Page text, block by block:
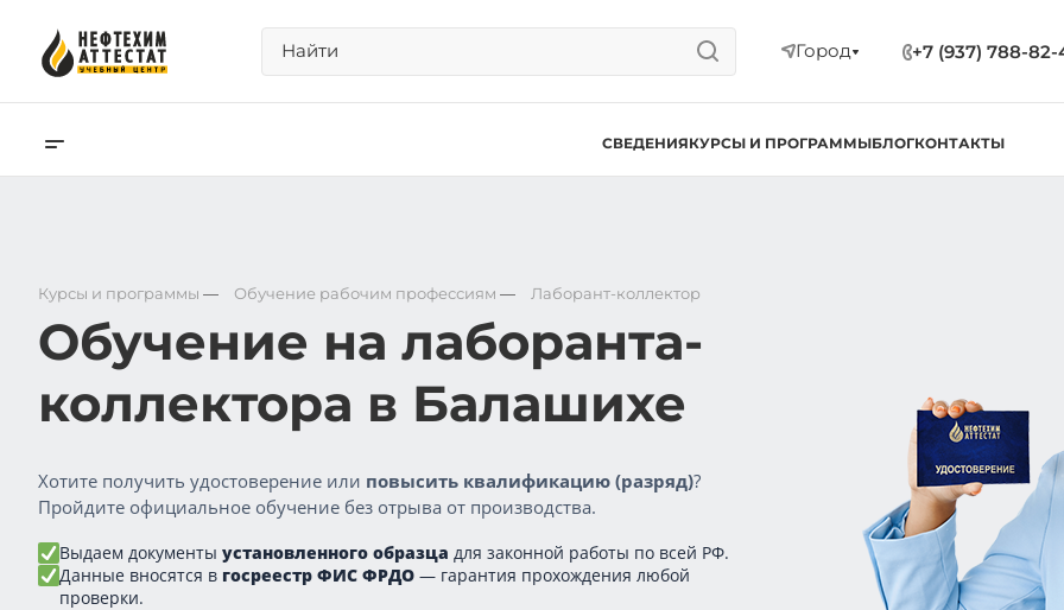
Город +7 (937) 788-82-
СВЕДЕНИЯКУРСЫ И ПРОГРАММЫБЛОГКОНТАКТЫ
Курсы и программы — Обучение рабочим профессиям — Лаборант-коллектор
Обучение на лаборанта-
коллектора в Балашихе
Хотите получить удостоверение или повысить квалификацию (разряд)?
Пройдите официальное обучение без отрыва от производства.
Выдаем документы установленного образца для законной работы по всей РФ.
Данные вносятся в госреестр ФИС ФРДО — гарантия прохождения любой
проверки.